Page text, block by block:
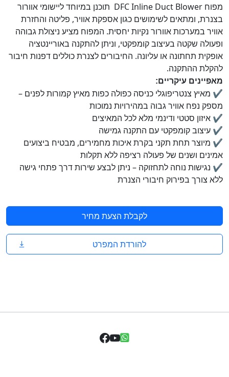
מפוח DFC Inline Duct Blower תוכנן במיוחד ליישומי אוורור
בצנרת, ומתאים לשימושים כגון אספקת אוויר, פליטה והחזרת
אוויר במערכות אוורור נקיות יחסית. המפוח מציע ניצולת גבוהה
ופעולה שקטה בעיצוב קומפקטי, וניתן להתקנה באוריינטציה
אופקית תחתונה או עליונה. החיבורים לצנרת כוללים דפנות חיבור
להקלת ההתקנה.
מאפיינים עיקריים:
✔ מאיץ צנטריפוגלי כניסה כפולה כפות מאיץ קמורות לפנים –
מספק נפח אוויר גבוה במהירויות נמוכות
✔ איזון סטטי ודינמי מלא לכל המאיצים
✔ עיצוב קומפקטי עם התקנה גמישה
✔ מיוצר תחת תקני בקרת איכות מחמירים, מבטיח ביצועים
אמינים ושנים של פעולה רציפה ללא תקלות
✔ נגישות נוחה לתחזוקה – ניתן לבצע שירות דרך פתחי גישה
ללא צורך בפירוק חיבורי הצנרת
לקבלת הצעת מחיר
להורדת המפרט